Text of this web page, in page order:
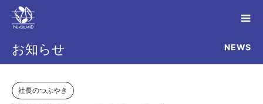
お知らせ NEWS
社長のつぶやき